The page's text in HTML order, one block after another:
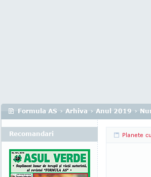
Formula AS › Arhiva › Anul 2019 ›
Planete
Recomandari